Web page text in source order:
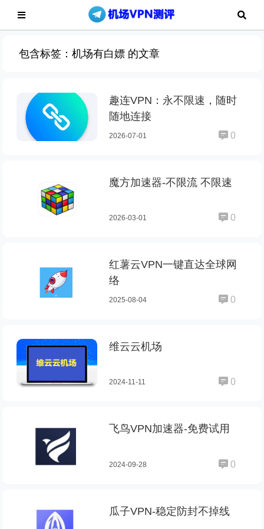
包含标签：机场有白嫖 的文章
趣连VPN：永不限速，随时
随地连接
2026-07-01 0
魔方加速器-不限流 不限速
2026-03-01 0
红薯云VPN一键直达全球网
络
2025-08-04 0
维云云机场
2024-11-11 0
飞鸟VPN加速器-免费试用
2024-09-28 0
瓜子VPN-稳定防封不掉线